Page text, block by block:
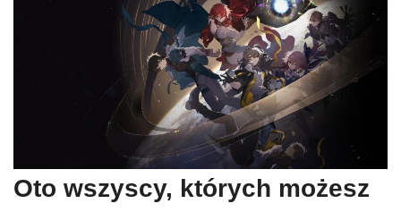
Oto wszyscy, których możesz